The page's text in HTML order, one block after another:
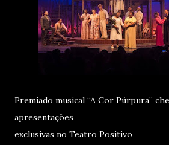
Premiado musical “A Cor Púrpura”
apresentações
exclusivas no Teatro Positivo